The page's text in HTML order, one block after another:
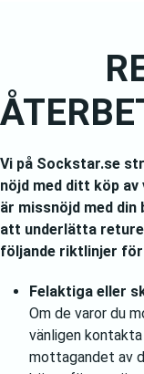
Vi på Sockstar.se
nöjd med ditt köp
är missnöjd med
att underlätta
följande riktlinjer
Felaktiga eller
Om de varor du
vänligen
mottagandet av